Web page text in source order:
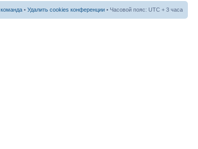
• Удалить cookies конференции • Часовой пояс: UTC + 3 часа